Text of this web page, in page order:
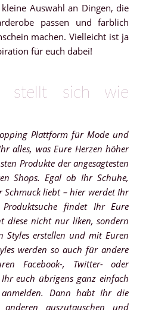
Auswahl an Dingen, die
passen und farblich
machen. Vielleicht ist ja
für euch dabei!
stellt sich wie
Plattform für Mode und
alles, was Eure Herzen höher
Produkte der angesagtesten
Shops. Egal ob Ihr Schuhe,
Schmuck liebt – hier werdet Ihr
findet Ihr Eure
diese nicht nur liken, sondern
Styles erstellen und mit Euren
werden so auch für andere
Facebook-, Twitter- oder
Ihr euch übrigens ganz einfach
Dann habt Ihr die
auszutauschen und